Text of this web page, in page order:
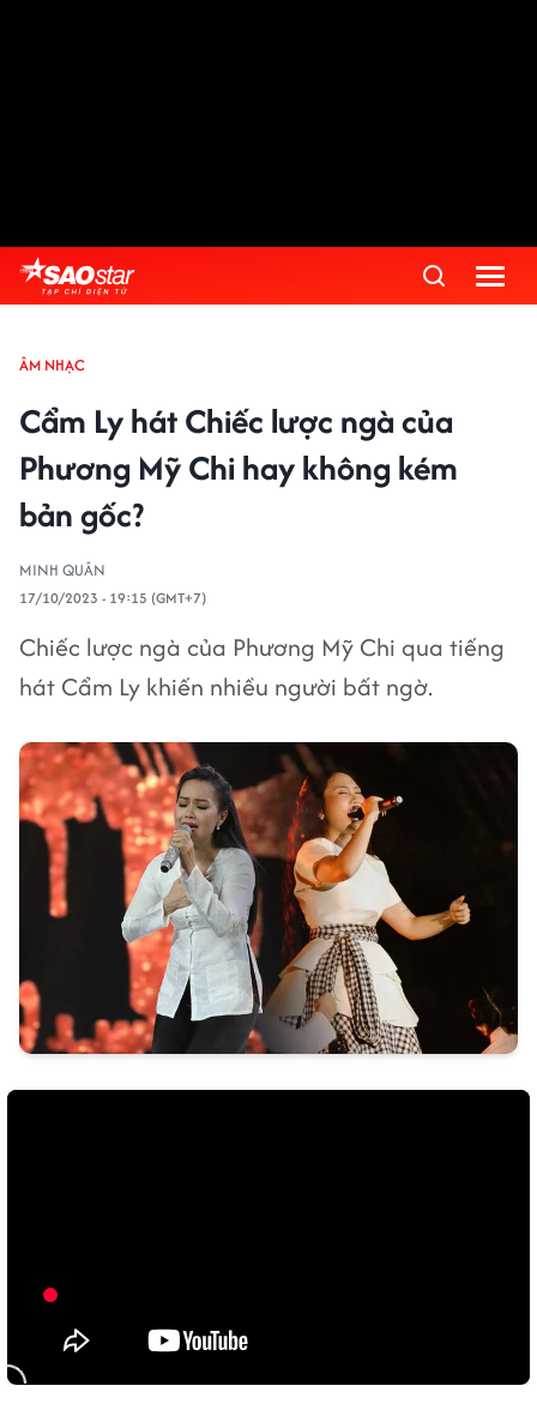
ÂM NHẠC
Cẩm Ly hát Chiếc lược ngà của
Phương Mỹ Chi hay không kém
bản gốc?
MINH QUÂN
17/10/2023 - 19:15 (GMT+7)
Chiếc lược ngà của Phương Mỹ Chi qua tiếng
hát Cẩm Ly khiến nhiều người bất ngờ.